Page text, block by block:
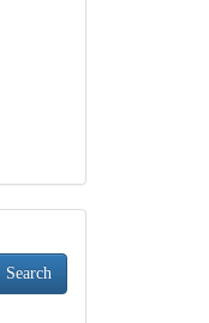
Search